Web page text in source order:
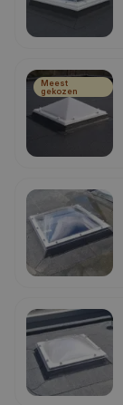
Meest
gekozen